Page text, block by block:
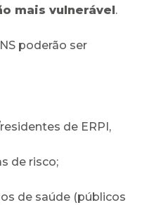
mais vulnerável.
poderão ser
de ERPI,
de risco;
de saúde (públicos